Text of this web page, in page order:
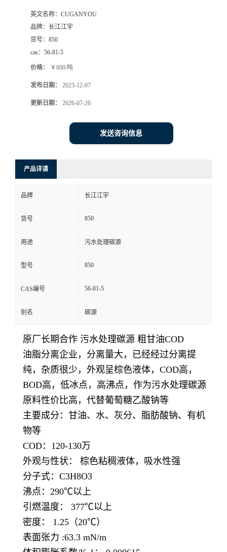
英文名称： CUGANYOU
品牌： 长江江宇
货号： 850
cas： 56-81-5
价格： ￥800/吨
发布日期： 2023-12-07
更新日期： 2026-07-26
发送咨询信息
产品详请
品牌 长江江宇
货号 850
用途 污水处理碳源
型号 850
CAS编号 56-81-5
别名 碳源
原厂长期合作 污水处理碳源 粗甘油COD
油脂分离企业，分离量大，已经经过分离提
纯，杂质很少，外观呈棕色液体，COD高，
BOD高，低冰点，高沸点，作为污水处理碳源
原料性价比高，代替葡萄糖乙酸钠等
主要成分：甘油、水、灰分、脂肪酸钠、有机
物等
COD：120-130万
外观与性状： 棕色粘稠液体，吸水性强
分子式：C3H8O3
沸点：290℃以上
引燃温度： 377℃以上
密度： 1.25（20℃）
表面张力 :63.3 mN/m